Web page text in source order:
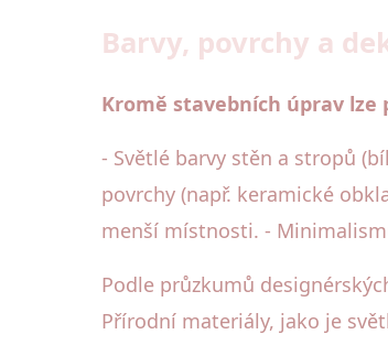
Barvy, povrchy a
Kromě stavebních úprav
- Světlé barvy stěn a stropů
povrchy (např. keramické
menší místnosti. -
Podle průzkumů
Přírodní materiály, jako je